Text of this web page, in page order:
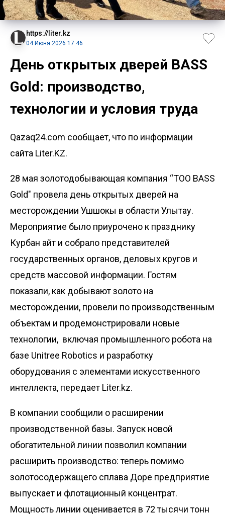
https://liter.kz
04 Июня 2026 17:46
День открытых дверей BASS
Gold: производство,
технологии и условия труда
Qazaq24.com сообщает, что по информации
сайта Liter.KZ.
28 мая золотодобывающая компания “ТОО BASS
Gold" провела день открытых дверей на
месторождении Ушшокы в области Улытау.
Мероприятие было приурочено к празднику
Курбан айт и собрало представителей
государственных органов, деловых кругов и
средств массовой информации. Гостям
показали, как добывают золото на
месторождении, провели по производственным
объектам и продемонстрировали новые
технологии, включая промышленного робота на
базе Unitree Robotics и разработку
оборудования с элементами искусственного
интеллекта, передает Liter.kz.
В компании сообщили о расширении
производственной базы. Запуск новой
обогатительной линии позволил компании
расширить производство: теперь помимо
золотосодержащего сплава Доре предприятие
выпускает и флотационный концентрат.
Мощность линии оценивается в 72 тысячи тонн